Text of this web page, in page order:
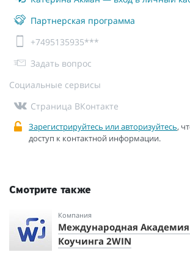
Партнерская программа
+7495135935***
Задать вопрос
Социальные сервисы
Страница ВКонтакте
Зарегистрируйтесь или авторизуйтесь,
доступ к контактной информации.
Смотрите также
Компания
Международная Академия
Коучинга 2WIN